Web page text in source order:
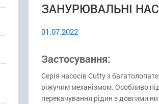
ЗАНУРЮВАЛЬНІ
01.07.2022
Застосування:
Серія насосів Cutty з
ріжучим механізмом. Особливо
перекачування рідин з довгими